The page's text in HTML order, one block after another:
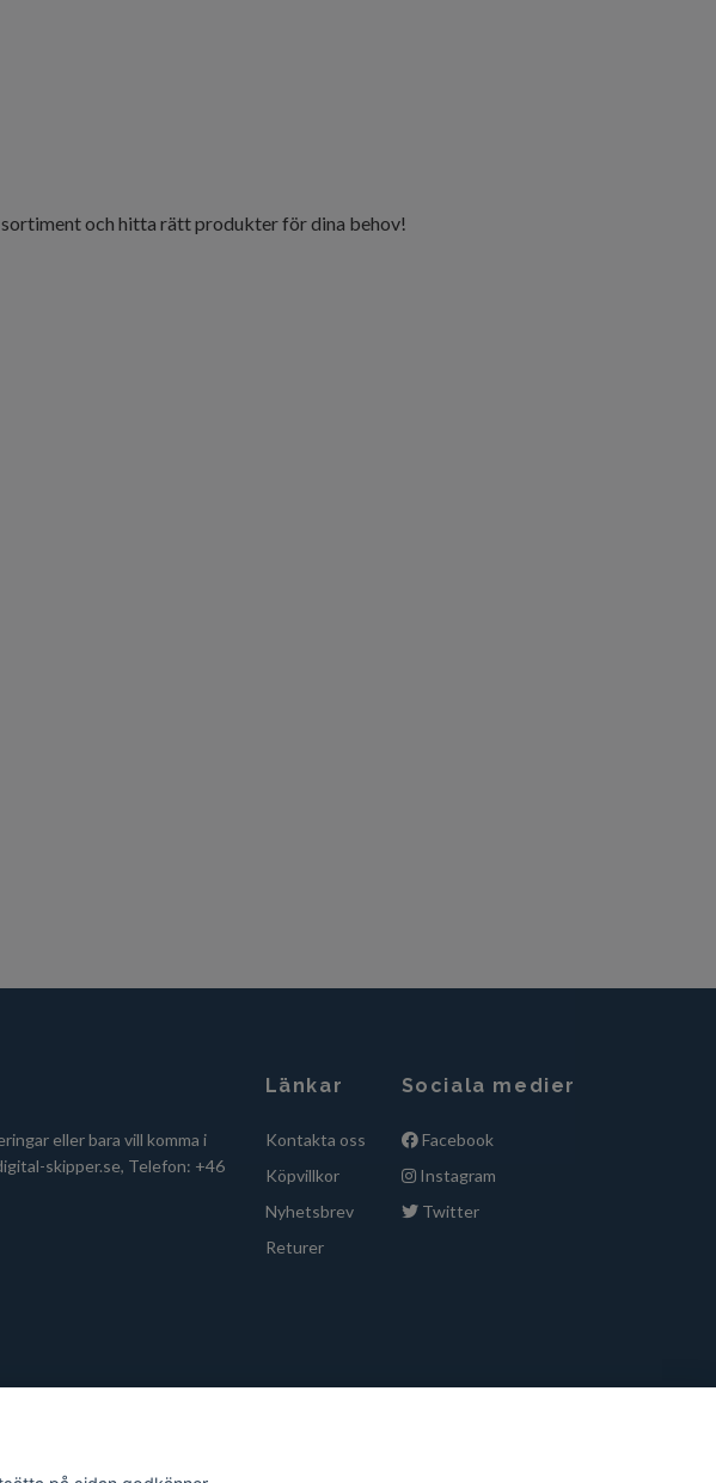
och hitta rätt produkter för dina behov!
eller bara vill komma i
skipper.se, Telefon: +46
Länkar
Kontakta oss
Köpvillkor
Nyhetsbrev
Returer
Sociala medier
Facebook
Instagram
Twitter